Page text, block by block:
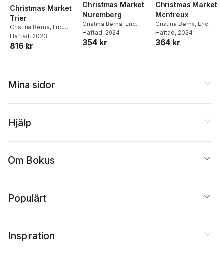
Christmas Market
Trier
Cristina Berna, Eric
Thomsen
Häftad, 2023
816 kr
Christmas Market
Nuremberg
Cristina Berna, Eric
Thomsen
Häftad, 2024
354 kr
Christmas Market
Montreux
Cristina Berna, Eric
Thomsen
Häftad, 2024
364 kr
Mina sidor
Hjälp
Om Bokus
Populärt
Inspiration